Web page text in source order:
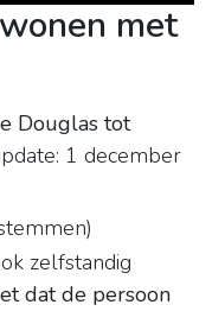
met
Douglas tot
1 december
)
zelfstandig
dat de persoon